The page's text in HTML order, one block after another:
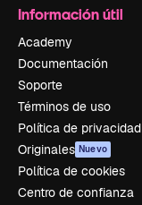
Información útil
Academy
Documentación
Soporte
Términos de uso
Política de privacidad
Originales Nuevo
Política de cookies
Centro de confianza